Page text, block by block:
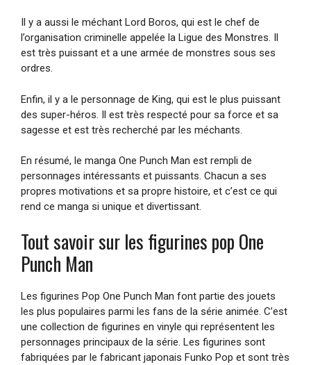
Il y a aussi le méchant Lord Boros, qui est le chef de
l’organisation criminelle appelée la Ligue des Monstres. Il
est très puissant et a une armée de monstres sous ses
ordres.
Enfin, il y a le personnage de King, qui est le plus puissant
des super-héros. Il est très respecté pour sa force et sa
sagesse et est très recherché par les méchants.
En résumé, le manga One Punch Man est rempli de
personnages intéressants et puissants. Chacun a ses
propres motivations et sa propre histoire, et c’est ce qui
rend ce manga si unique et divertissant.
Tout savoir sur les figurines pop One
Punch Man
Les figurines Pop One Punch Man font partie des jouets
les plus populaires parmi les fans de la série animée. C’est
une collection de figurines en vinyle qui représentent les
personnages principaux de la série. Les figurines sont
fabriquées par le fabricant japonais Funko Pop et sont très